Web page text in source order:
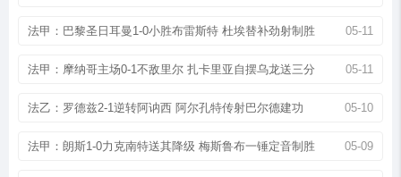
法甲：巴黎圣日耳曼1-0小胜布雷斯特 杜埃替补劲射制胜 05-11
法甲：摩纳哥主场0-1不敌里尔 扎卡里亚自摆乌龙送三分 05-11
法乙：罗德兹2-1逆转阿讷西 阿尔孔特传射巴尔德建功 05-10
法甲：朗斯1-0力克南特送其降级 梅斯鲁布一锤定音制胜 05-09